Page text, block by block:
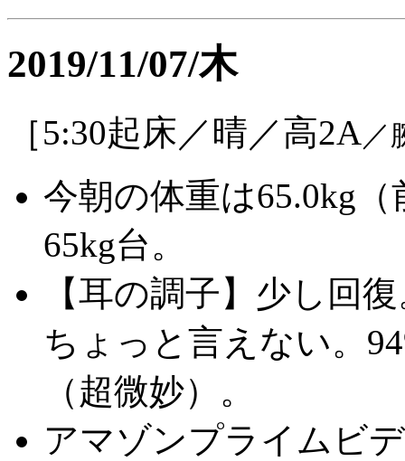
2019/11/07/木
［5:30起床／晴／高2A／
今朝の体重は65.0kg
65kg台。
【耳の調子】少し回
ちょっと言えない。
（超微妙）。
アマゾンプライムビ